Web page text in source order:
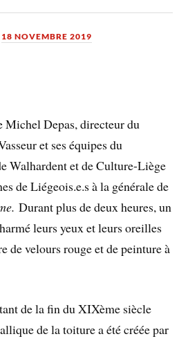
18 NOVEMBRE 2019
Michel Depas, directeur du
et ses équipes du
Walhardent et de Culture-Liège
de Liégeois.e.s à la générale de
Durant plus de deux heures, un
leurs yeux et leurs oreilles
de velours rouge et de peinture à
de la fin du XIXème siècle
de la toiture a été créée par